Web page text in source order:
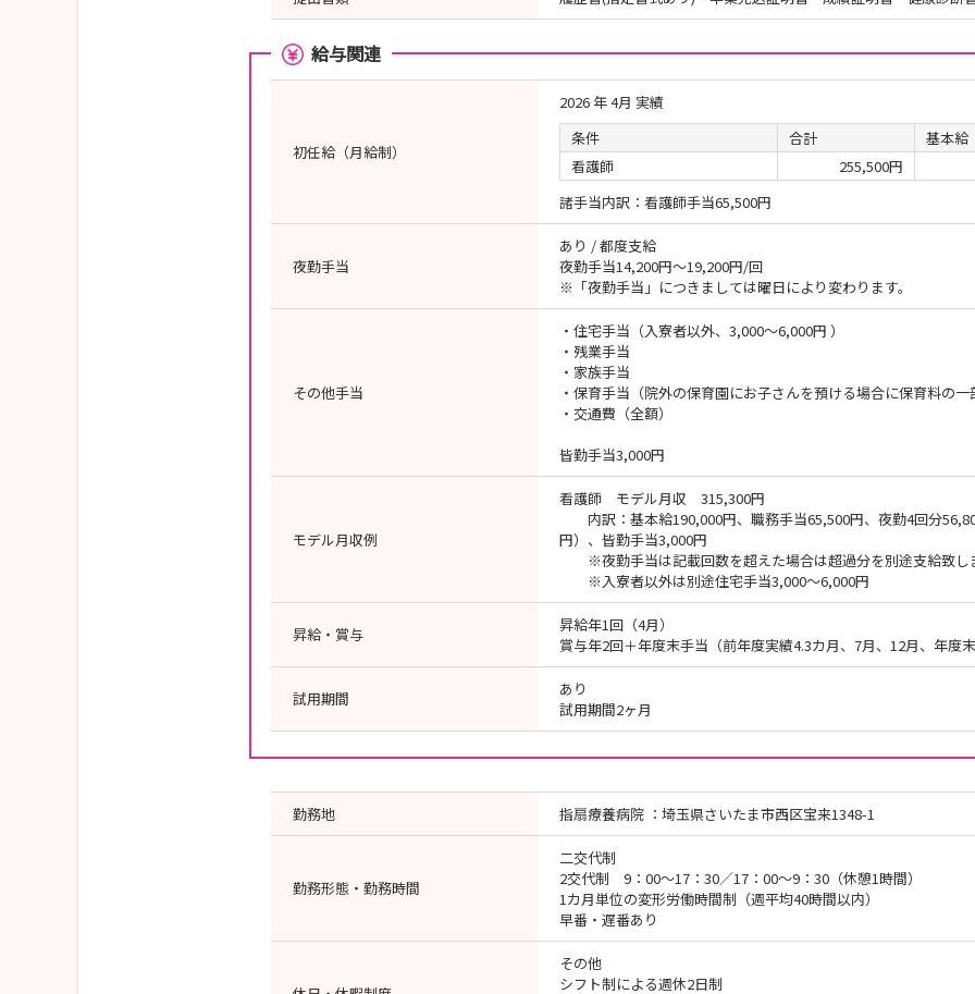
給与関連
初任給（月給制）
2026 年 4月 実績
条件
合計 基本給
看護師
255,500円
諸手当内訳：看護師手当65,500円
夜勤手当
あり / 都度支給
夜勤手当14,200円～19,200円/回
※「夜勤手当」につきましては曜日により変わります。
その他手当
・住宅手当（入寮者以外、3,000～6,000円 ）
・残業手当
・家族手当
・保育手当（院外の保育園にお子さんを預ける場合に保育料の一
・交通費（全額）
皆勤手当3,000円
モデル月収例
看護師 モデル月収 315,300円
内訳：基本給190,000円、職務手当65,500円、夜勤4回分
円）、皆勤手当3,000円
※夜勤手当は記載回数を超えた場合は超過分を別途支給致し
※入寮者以外は別途住宅手当3,000～6,000円
昇給・賞与
昇給年1回（4月）
賞与年2回＋年度末手当（前年度実績4.3カ月、7月、12月、年度末
試用期間
あり
試用期間2ヶ月
勤務地 指扇療養病院 ：埼玉県さいたま市西区宝来1348-1
勤務形態・勤務時間
二交代制
2交代制 9：00～17：30／17：00～9：30（休憩1時間）
1カ月単位の変形労働時間制（週平均40時間以内）
早番・遅番あり
その他
シフト制による週休2日制